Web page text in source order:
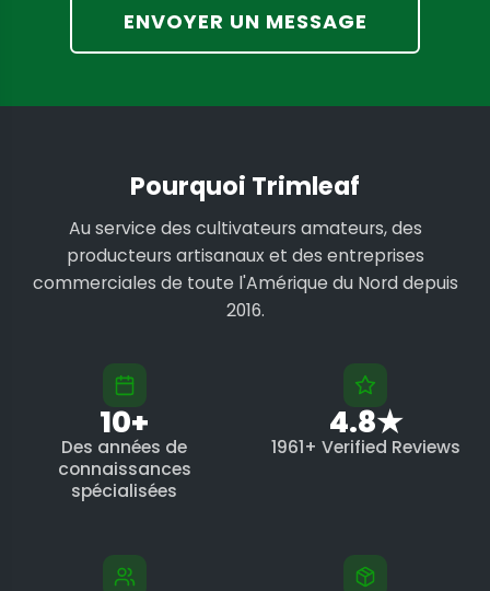
ENVOYER UN MESSAGE
Pourquoi Trimleaf
Au service des cultivateurs amateurs, des
producteurs artisanaux et des entreprises
commerciales de toute l'Amérique du Nord depuis
2016.
10+
Des années de
connaissances
spécialisées
4.8★
1961+ Verified Reviews